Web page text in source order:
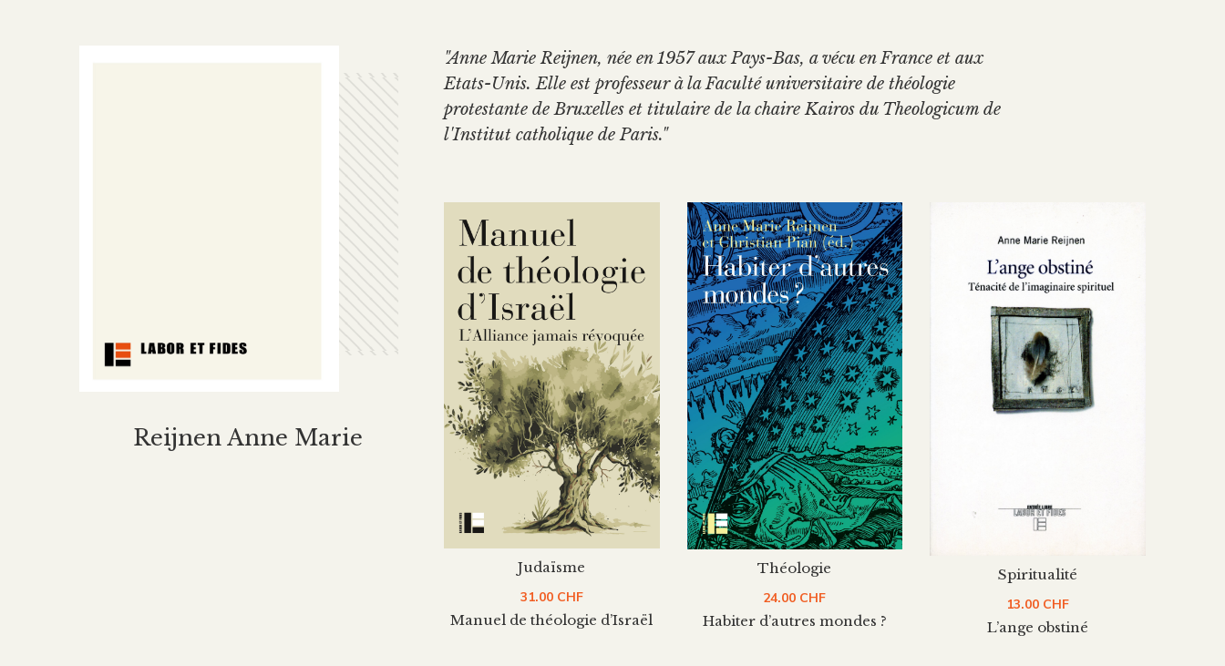
Reijnen Anne Marie
"Anne Marie Reijnen, née en 1957 aux Pays-Bas, a vécu en France et aux
Etats-Unis. Elle est professeur à la Faculté universitaire de théologie
protestante de Bruxelles et titulaire de la chaire Kairos du Theologicum de
l'Institut catholique de Paris."
Manuel de théologie d’Israël
Judaïsme
31.00 CHF
Habiter d’autres mondes ?
Théologie
24.00 CHF
L’ange obstiné
Spiritualité
13.00 CHF